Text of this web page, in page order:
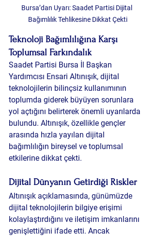
Bursa’dan Uyarı: Saadet Partisi Dijital
Bağımlılık Tehlikesine Dikkat Çekti
Teknoloji Bağımlılığına Karşı
Toplumsal Farkındalık
Saadet Partisi Bursa İl Başkan
Yardımcısı Ensari Altınışık, dijital
teknolojilerin bilinçsiz kullanımının
toplumda giderek büyüyen sorunlara
yol açtığını belirterek önemli uyarılarda
bulundu. Altınışık, özellikle gençler
arasında hızla yayılan dijital
bağımlılığın bireysel ve toplumsal
etkilerine dikkat çekti.
Dijital Dünyanın Getirdiği Riskler
Altınışık açıklamasında, günümüzde
dijital teknolojilerin bilgiye erişimi
kolaylaştırdığını ve iletişim imkanlarını
genişlettiğini ifade etti. Ancak